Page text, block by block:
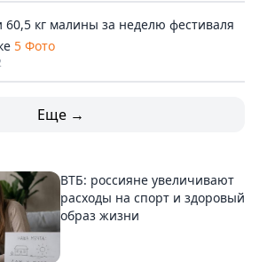
кг малины за неделю фестиваля
5 Фото
Еще →
ВТБ: россияне увеличивают
расходы на спорт и здоровый
образ жизни